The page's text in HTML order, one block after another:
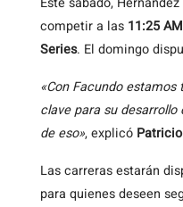
competir a las 11:25 AM
Series. El domingo
«Con Facundo
clave para su
de eso», explicó
Las carreras estarán
para quienes deseen